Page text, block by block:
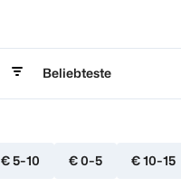
Beliebteste
€ 5-10 € 0-5 € 10-15